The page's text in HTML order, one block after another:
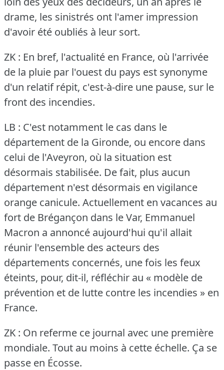
drame, les sinistrés ont l'amer impression
d'avoir été oubliés à leur sort.
ZK : En bref, l'actualité en France, où l'arrivée
de la pluie par l'ouest du pays est synonyme
d'un relatif répit, c'est-à-dire une pause, sur le
front des incendies.
LB : C'est notamment le cas dans le
département de la Gironde, ou encore dans
celui de l'Aveyron, où la situation est
désormais stabilisée. De fait, plus aucun
département n'est désormais en vigilance
orange canicule. Actuellement en vacances au
fort de Brégançon dans le Var, Emmanuel
Macron a annoncé aujourd'hui qu'il allait
réunir l'ensemble des acteurs des
départements concernés, une fois les feux
éteints, pour, dit-il, réfléchir au « modèle de
prévention et de lutte contre les incendies » en
France.
ZK : On referme ce journal avec une première
mondiale. Tout au moins à cette échelle. Ça se
passe en Écosse.